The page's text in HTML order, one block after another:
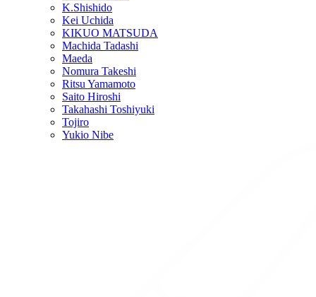
K.Shishido
Kei Uchida
KIKUO MATSUDA
Machida Tadashi
Maeda
Nomura Takeshi
Ritsu Yamamoto
Saito Hiroshi
Takahashi Toshiyuki
Tojiro
Yukio Nibe